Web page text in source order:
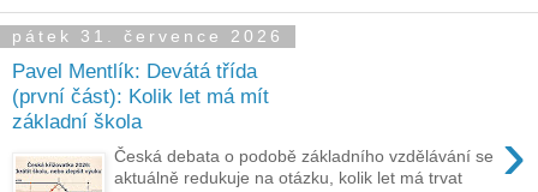
pátek 31. července 2026
Pavel Mentlík: Devátá třída
(první část): Kolik let má mít
základní škola
›
Česká debata o podobě základního vzdělávání se
aktuálně redukuje na otázku, kolik let má trvat